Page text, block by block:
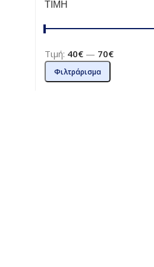
ΤΙΜΗ
Φιλτράρισμα
Τιμή: 40€ — 70€